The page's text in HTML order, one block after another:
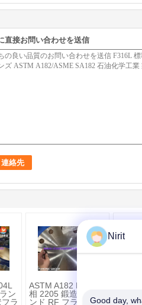
直接お問い合わせを送信
ン
ラ
ASTM A182 F51 二
相 2205 鍛造ブライ
ンド RF フランジ、
Nirit
Good day,